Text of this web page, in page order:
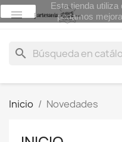

search
Inicio Novedades
aceptar
Esta tienda
podamos